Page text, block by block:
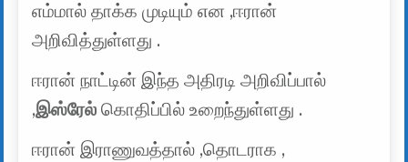
எம்மால் தாக்க முடியும் என ,ஈரான்
அறிவித்துள்ளது .
ஈரான் நாட்டின் இந்த அதிரடி அறிவிப்பால்
,இஸ்ரேல் கொதிப்பில் உறைந்துள்ளது .
ஈரான் இராணுவத்தால் ,தொடராக ,